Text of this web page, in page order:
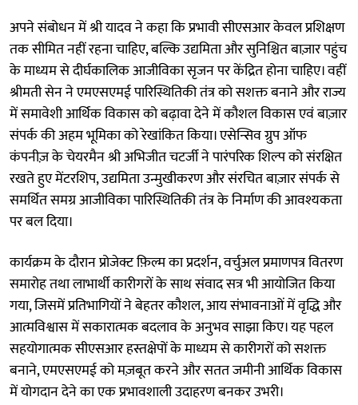
अपने संबोधन में श्री यादव ने कहा कि प्रभावी सीएसआर केवल प्रशिक्षण
तक सीमित नहीं रहना चाहिए, बल्कि उद्यमिता और सुनिश्चित बाज़ार पहुंच
के माध्यम से दीर्घकालिक आजीविका सृजन पर केंद्रित होना चाहिए। वहीं
श्रीमती सेन ने एमएसएमई पारिस्थितिकी तंत्र को सशक्त बनाने और राज्य
में समावेशी आर्थिक विकास को बढ़ावा देने में कौशल विकास एवं बाज़ार
संपर्क की अहम भूमिका को रेखांकित किया। एसेन्सिव ग्रुप ऑफ
कंपनीज़ के चेयरमैन श्री अभिजीत चटर्जी ने पारंपरिक शिल्प को संरक्षित
रखते हुए मेंटरशिप, उद्यमिता उन्मुखीकरण और संरचित बाज़ार संपर्क से
समर्थित समग्र आजीविका पारिस्थितिकी तंत्र के निर्माण की आवश्यकता
पर बल दिया।
कार्यक्रम के दौरान प्रोजेक्ट फ़िल्म का प्रदर्शन, वर्चुअल प्रमाणपत्र वितरण
समारोह तथा लाभार्थी कारीगरों के साथ संवाद सत्र भी आयोजित किया
गया, जिसमें प्रतिभागियों ने बेहतर कौशल, आय संभावनाओं में वृद्धि और
आत्मविश्वास में सकारात्मक बदलाव के अनुभव साझा किए। यह पहल
सहयोगात्मक सीएसआर हस्तक्षेपों के माध्यम से कारीगरों को सशक्त
बनाने, एमएसएमई को मज़बूत करने और सतत जमीनी आर्थिक विकास
में योगदान देने का एक प्रभावशाली उदाहरण बनकर उभरी।